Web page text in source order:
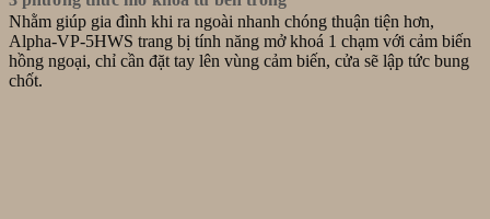
Nhằm giúp gia đình khi ra ngoài nhanh chóng thuận tiện hơn,
Alpha-VP-5HWS trang bị tính năng mở khoá 1 chạm với cảm biến
hồng ngoại, chỉ cần đặt tay lên vùng cảm biến, cửa sẽ lập tức bung
chốt.